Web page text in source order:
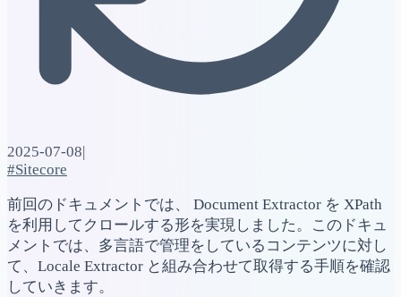
2025-07-08|
#Sitecore
前回のドキュメントでは、 Document Extractor を XPath
を利用してクロールする形を実現しました。このドキュ
メントでは、多言語で管理をしているコンテンツに対し
て、Locale Extractor と組み合わせて取得する手順を確認
していきます。